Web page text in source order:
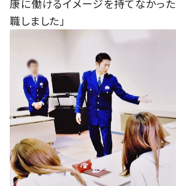
康に働けるイメージを持てなかっ
職しました」